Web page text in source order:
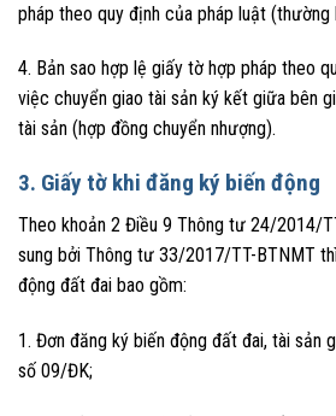
pháp theo quy định của pháp luật (thường
4. Bản sao hợp lệ giấy tờ hợp pháp theo
việc chuyển giao tài sản ký kết giữa bên
tài sản (hợp đồng chuyển nhượng).
3. Giấy tờ khi đăng ký biến động
Theo khoản 2 Điều 9 Thông tư 24/2014/
sung bởi Thông tư 33/2017/TT-BTNMT
động đất đai bao gồm:
1. Đơn đăng ký biến động đất đai, tài sản
số 09/ĐK;